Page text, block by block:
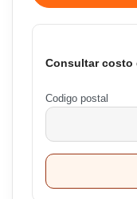
Consultar costo
Codigo postal